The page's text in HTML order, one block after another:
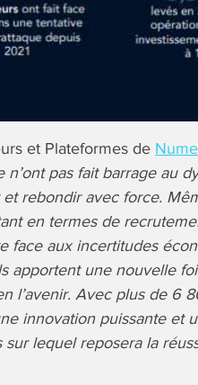
et Plateformes de
pas fait barrage au
rebondir avec force.
en termes de
face aux incertitudes
apportent une nouvelle
l’avenir. Avec plus de 6
innovation puissante et
lequel reposera la